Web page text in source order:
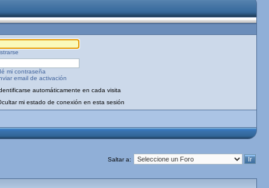
mi contraseña
email de activación
automáticamente en cada visita
mi estado de conexión en esta sesión
Saltar a: